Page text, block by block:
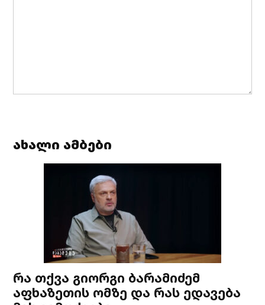
ახალი ამბები
რა თქვა გიორგი ბარამიძემ
აფხაზეთის ომზე და რას ედავება